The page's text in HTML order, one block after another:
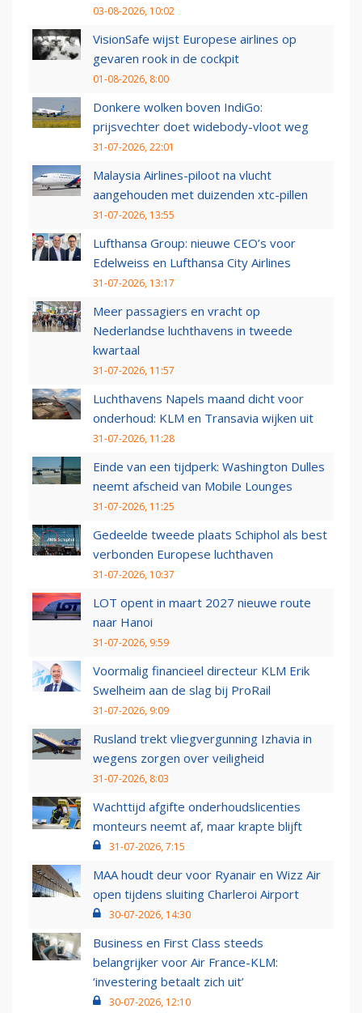
03-08-2026, 10:02
VisionSafe wijst Europese airlines op
gevaren rook in de cockpit
01-08-2026, 8:00
Donkere wolken boven IndiGo:
prijsvechter doet widebody-vloot weg
31-07-2026, 22:01
Malaysia Airlines-piloot na vlucht
aangehouden met duizenden xtc-pillen
31-07-2026, 13:55
Lufthansa Group: nieuwe CEO’s voor
Edelweiss en Lufthansa City Airlines
31-07-2026, 13:17
Meer passagiers en vracht op
Nederlandse luchthavens in tweede
kwartaal
31-07-2026, 11:57
Luchthavens Napels maand dicht voor
onderhoud: KLM en Transavia wijken uit
31-07-2026, 11:28
Einde van een tijdperk: Washington Dulles
neemt afscheid van Mobile Lounges
31-07-2026, 11:25
Gedeelde tweede plaats Schiphol als best
verbonden Europese luchthaven
31-07-2026, 10:37
LOT opent in maart 2027 nieuwe route
naar Hanoi
31-07-2026, 9:59
Voormalig financieel directeur KLM Erik
Swelheim aan de slag bij ProRail
31-07-2026, 9:09
Rusland trekt vliegvergunning Izhavia in
wegens zorgen over veiligheid
31-07-2026, 8:03
Wachttijd afgifte onderhoudslicenties
monteurs neemt af, maar krapte blijft
31-07-2026, 7:15
MAA houdt deur voor Ryanair en Wizz Air
open tijdens sluiting Charleroi Airport
30-07-2026, 14:30
Business en First Class steeds
belangrijker voor Air France-KLM:
‘investering betaalt zich uit’
30-07-2026, 12:10